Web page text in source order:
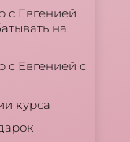
с Евгенией
на
с Евгенией с
курса